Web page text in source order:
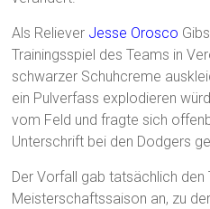
Als Reliever Jesse Orosco
Trainingsspiel des Teams in
schwarzer Schuhcreme
ein Pulverfass explodieren
vom Feld und fragte sich
Unterschrift bei den Dodgers
Der Vorfall gab tatsächlich den
Meisterschaftssaison an, zu